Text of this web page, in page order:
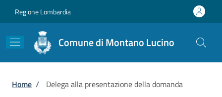
Regione Lombardia
Comune di Montano Lucino
Briciole di pane
Home / Delega alla presentazione della domanda